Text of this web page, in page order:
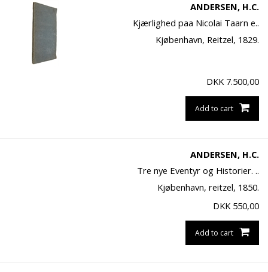
ANDERSEN, H.C.
Kjærlighed paa Nicolai Taarn e..
Kjøbenhavn, Reitzel, 1829.
DKK 7.500,00
Add to cart
ANDERSEN, H.C.
Tre nye Eventyr og Historier. ..
Kjøbenhavn, reitzel, 1850.
DKK 550,00
Add to cart